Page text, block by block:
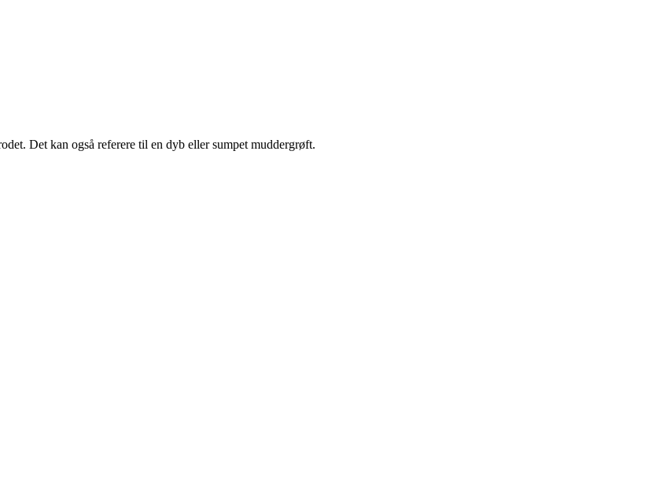
Det kan også referere til en dyb eller sumpet muddergrøft.